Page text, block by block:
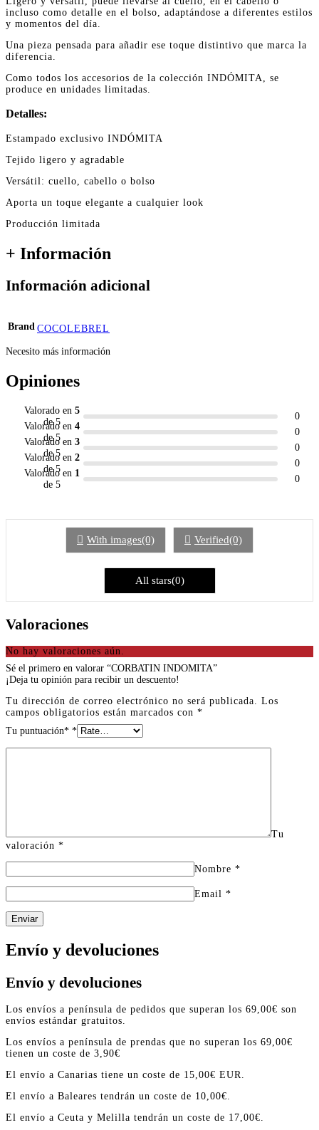
incluso como detalle en el bolso, adaptándose a diferentes estilos
y momentos del día.
Una pieza pensada para añadir ese toque distintivo que marca la
diferencia.
Como todos los accesorios de la colección INDÓMITA, se
produce en unidades limitadas.
Detalles:
Estampado exclusivo INDÓMITA
Tejido ligero y agradable
Versátil: cuello, cabello o bolso
Aporta un toque elegante a cualquier look
Producción limitada
+ Información
Información adicional
Brand COCOLEBREL
Necesito más información
Opiniones
Valorado en 5
de 5
0
Valorado en 4
de 5
0
Valorado en 3
de 5
0
Valorado en 2
de 5
0
Valorado en 1
de 5
0
With images(0) Verified(0)
All stars(0)
Valoraciones
No hay valoraciones aún.
Sé el primero en valorar “CORBATIN INDOMITA”
¡Deja tu opinión para recibir un descuento!
Tu dirección de correo electrónico no será publicada. Los
campos obligatorios están marcados con *
Tu puntuación* *
Tu
valoración *
Nombre *
Email *
Enviar
Envío y devoluciones
Envío y devoluciones
Los envíos a península de pedidos que superan los 69,00€ son
envíos estándar gratuitos.
Los envíos a península de prendas que no superan los 69,00€
tienen un coste de 3,90€
El envío a Canarias tiene un coste de 15,00€ EUR.
El envío a Baleares tendrán un coste de 10,00€.
El envío a Ceuta y Melilla tendrán un coste de 17,00€.